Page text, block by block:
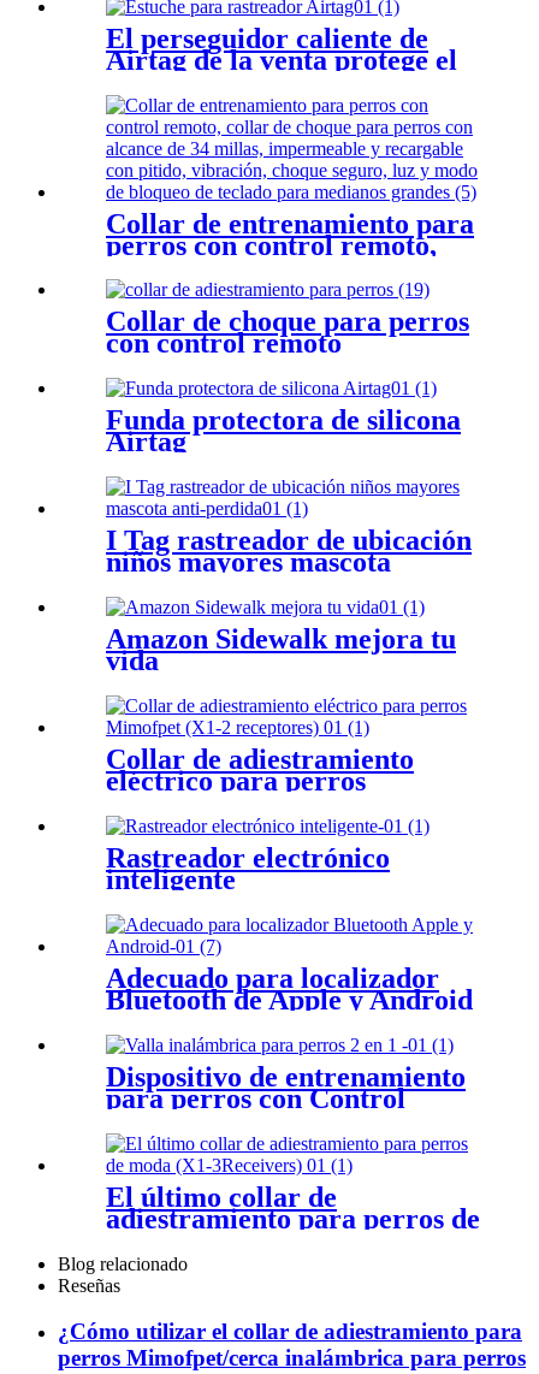
El perseguidor caliente de
Airtag de la venta protege el
Collar de entrenamiento para
perros con control remoto,
collar de choque para perros
con alcance de 3/4 de milla,
impermeable y recargable
con pitido, vibración, choque
seguro, luz y modo de bloqueo
de teclado para perros
grandes, medianos y pequeños
Collar de choque para perros
con control remoto
Funda protectora de silicona
Airtag
I Tag rastreador de ubicación
niños mayores mascota
Amazon Sidewalk mejora tu
vida
Collar de adiestramiento
eléctrico para perros
Mimofpet (X1-2 receptores)
Rastreador electrónico
inteligente
Adecuado para localizador
Bluetooth de Apple y Android
Dispositivo de entrenamiento
para perros con Control
remoto inteligente, valla
electrónica inalámbrica para
mascotas
El último collar de
adiestramiento para perros de
moda (X1-3Receivers)
Blog relacionado
Reseñas
¿Cómo utilizar el collar de adiestramiento para
perros Mimofpet/cerca inalámbrica para perros